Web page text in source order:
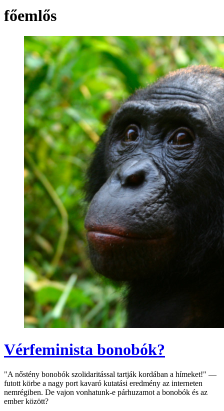
főemlős
Vérfeminista bonobók?
"A nőstény bonobók szolidaritással tartják kordában a hímeket!" —
futott körbe a nagy port kavaró kutatási eredmény az interneten
nemrégiben. De vajon vonhatunk-e párhuzamot a bonobók és az
ember között?